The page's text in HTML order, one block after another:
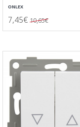
ONLEX
7,45€ 10,65€